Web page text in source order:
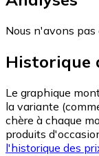
Nous n'avons pas
Historique
Le graphique
la variante
chère à chaque
produits
l'historique des